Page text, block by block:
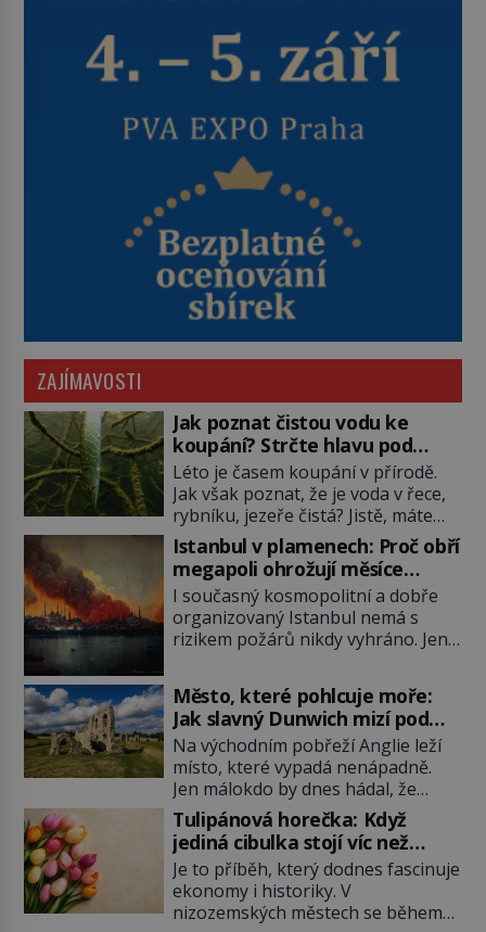
ZAJÍMAVOSTI
Jak poznat čistou vodu ke
koupání? Strčte hlavu pod
hladinu!
Léto je časem koupání v přírodě.
Jak však poznat, že je voda v řece,
rybníku, jezeře čistá? Jistě, máte
možnost využít informace
hygieniků či podrobit křížovému
výslechu provozovatele přírodního
koupaliště. Existuje ale ještě jiná
alternativa. Jaká? Podívat se pod
hladinu a zjistit, kdo si onu
dávno před vámi. Říká se jim
bioindikátory […]
Istanbul v plamenech: Proč obří
megapoli ohrožují měsíce
smaženého lilku?
I současný kosmopolitní a dobře
organizovaný Istanbul nemá s
rizikem požárů nikdy vyhráno. Jen
představit, jaká požární rizika
skrýval Istanbul časů minulých. Jak
čelilo město v minulosti potenciální
ohnivé katastrofě a proč jsou zde
stále tolik obávány měsíce
smaženého lilku? První hasičský
sbor se v Istanbulu objevuje v roce
1714 a […]
Město, které pohlcuje moře:
Jak slavný Dunwich mizí pod
hladinou
Na východním pobřeží Anglie leží
místo, které vypadá nenápadně.
Jen málokdo by dnes hádal, že
právě zde kdysi stojí jeden z
nejvýznamnějších anglických
přístavů. Středověký Dunwich
soupeří svým významem s
Londýnem, pyšní se kostely,
kláštery i rušnými tržišti. Pak se ale
Tulipánová horečka: Když
jediná cibulka stojí víc než
honosný dům
Je to příběh, který dodnes fascinuje
ekonomy i historiky. V
nizozemských městech se během